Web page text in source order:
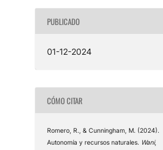
PUBLICADO
01-12-2024
CÓMO CITAR
Romero, R., & Cunningham, M. (2024).
Autonomía y recursos naturales. Wani,